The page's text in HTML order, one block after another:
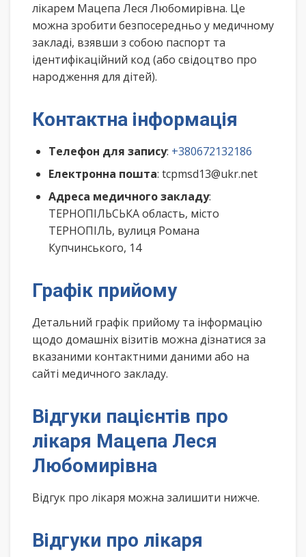
лікарем Мацепа Леся Любомирівна. Це
можна зробити безпосередньо у медичному
закладі, взявши з собою паспорт та
ідентифікаційний код (або свідоцтво про
народження для дітей).
Контактна інформація
Телефон для запису: +380672132186
Електронна пошта: tcpmsd13@ukr.net
Адреса медичного закладу:
ТЕРНОПІЛЬСЬКА область, місто
ТЕРНОПІЛЬ, вулиця Романа
Купчинського, 14
Графік прийому
Детальний графік прийому та інформацію
щодо домашніх візитів можна дізнатися за
вказаними контактними даними або на
сайті медичного закладу.
Відгуки пацієнтів про
лікаря Мацепа Леся
Любомирівна
Відгук про лікаря можна залишити нижче.
Відгуки про лікаря